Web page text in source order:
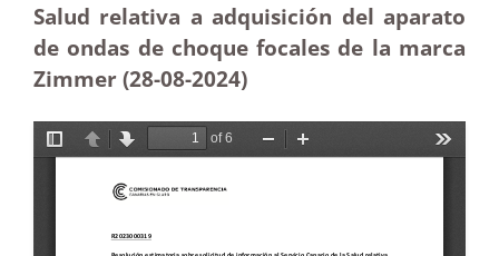
Salud relativa a adquisición del aparato
de ondas de choque focales de la marca
Zimmer (28-08-2024)